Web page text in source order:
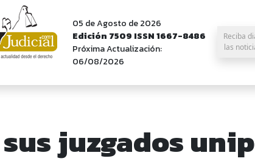
05 de Agosto de 2026
Edición 7509 ISSN 1667-8486
Próxima Actualización:
06/08/2026
Reciba
las
juzgados